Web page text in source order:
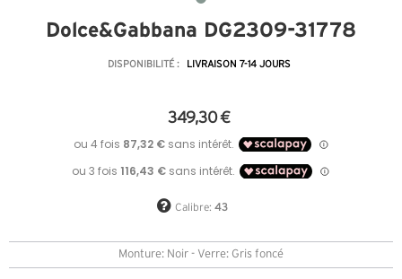
Dolce&Gabbana DG2309-31778
DISPONIBILITÉ : LIVRAISON 7-14 JOURS
349,30 €
Calibre: 43
Monture: Noir - Verre: Gris foncé